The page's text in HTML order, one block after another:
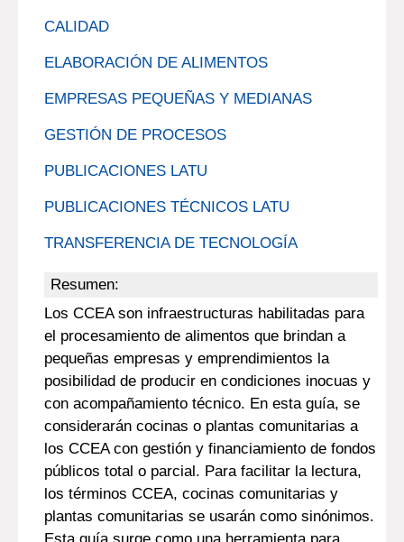
CALIDAD
ELABORACIÓN DE ALIMENTOS
EMPRESAS PEQUEÑAS Y MEDIANAS
GESTIÓN DE PROCESOS
PUBLICACIONES LATU
PUBLICACIONES TÉCNICOS LATU
TRANSFERENCIA DE TECNOLOGÍA
Resumen:
Los CCEA son infraestructuras habilitadas para
el procesamiento de alimentos que brindan a
pequeñas empresas y emprendimientos la
posibilidad de producir en condiciones inocuas y
con acompañamiento técnico. En esta guía, se
considerarán cocinas o plantas comunitarias a
los CCEA con gestión y financiamiento de fondos
públicos total o parcial. Para facilitar la lectura,
los términos CCEA, cocinas comunitarias y
plantas comunitarias se usarán como sinónimos.